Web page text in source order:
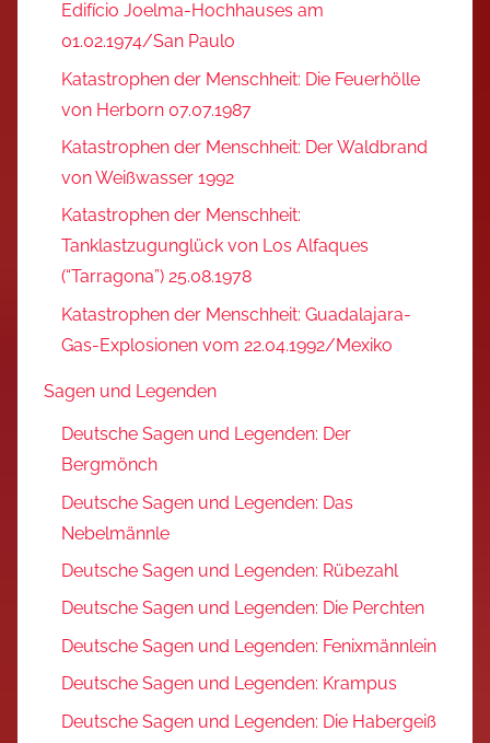
Edifício Joelma-Hochhauses am
01.02.1974/San Paulo
Katastrophen der Menschheit: Die Feuerhölle
von Herborn 07.07.1987
Katastrophen der Menschheit: Der Waldbrand
von Weißwasser 1992
Katastrophen der Menschheit:
Tanklastzugunglück von Los Alfaques
(“Tarragona”) 25.08.1978
Katastrophen der Menschheit: Guadalajara-
Gas-Explosionen vom 22.04.1992/Mexiko
Sagen und Legenden
Deutsche Sagen und Legenden: Der
Bergmönch
Deutsche Sagen und Legenden: Das
Nebelmännle
Deutsche Sagen und Legenden: Rübezahl
Deutsche Sagen und Legenden: Die Perchten
Deutsche Sagen und Legenden: Fenixmännlein
Deutsche Sagen und Legenden: Krampus
Deutsche Sagen und Legenden: Die Habergeiß